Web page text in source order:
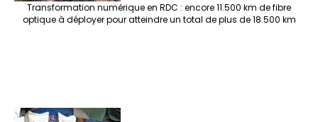
Transformation numérique en RDC : encore 11.500 km de fibre
optique à déployer pour atteindre un total de plus de 18.500 km